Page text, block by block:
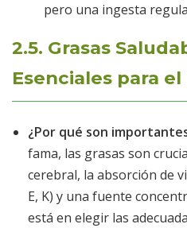
pero una ingesta
2.5. Grasas
Esenciales para
¿Por qué son
fama, las grasas son
cerebral, la absorción de
E, K) y una fuente
está en elegir las